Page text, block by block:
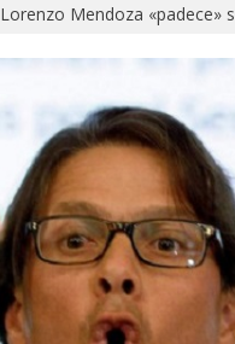
Lorenzo Mendoza «padece»